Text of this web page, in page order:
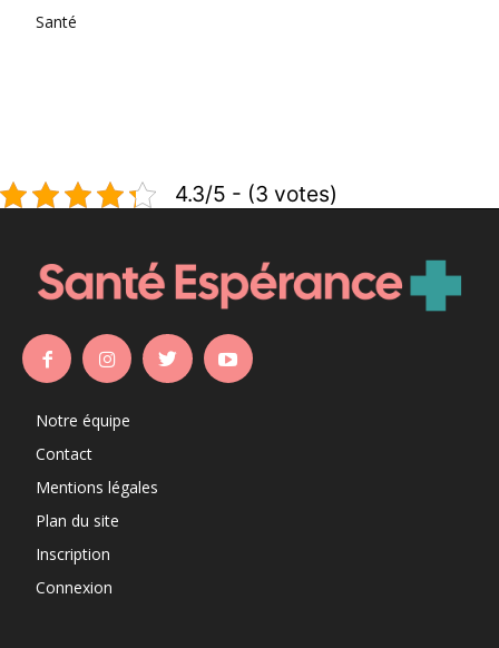
Santé
4.3/5 - (3 votes)
Notre équipe
Contact
Mentions légales
Plan du site
Inscription
Connexion